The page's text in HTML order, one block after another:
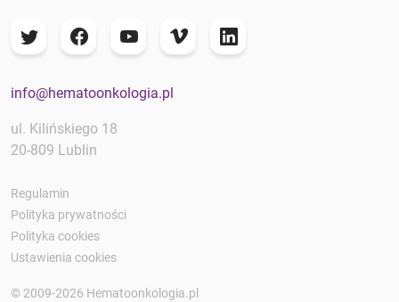
info@hematoonkologia.pl
ul. Kilińskiego 18
20-809 Lublin
Regulamin
Polityka prywatności
Polityka cookies
Ustawienia cookies
© 2009-2026 Hematoonkologia.pl